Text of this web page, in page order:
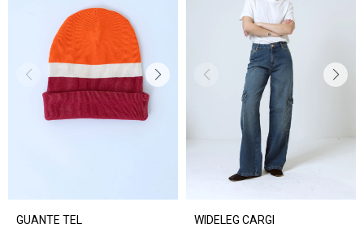
GUANTE TEL
WIDELEG CARGI